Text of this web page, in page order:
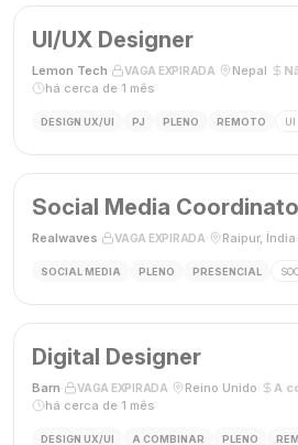
UI/UX Designer
Lemon Tech VAGA EXPIRADA Nepal
há cerca de 1 mês
DESIGN UX/UI PJ PLENO REMOTO UI
Realwaves VAGA EXPIRADA Raipur, Índia
SOCIAL MEDIA PLENO PRESENCIAL
Digital Designer
Barn VAGA EXPIRADA Reino Unido A
há cerca de 1 mês
DESIGN UX/UI A COMBINAR PLENO